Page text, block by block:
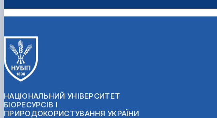
НАЦІОНАЛЬНИЙ УНІВЕРСИТЕТ
БІОРЕСУРСІВ І
ПРИРОДОКОРИСТУВАННЯ УКРАЇНИ